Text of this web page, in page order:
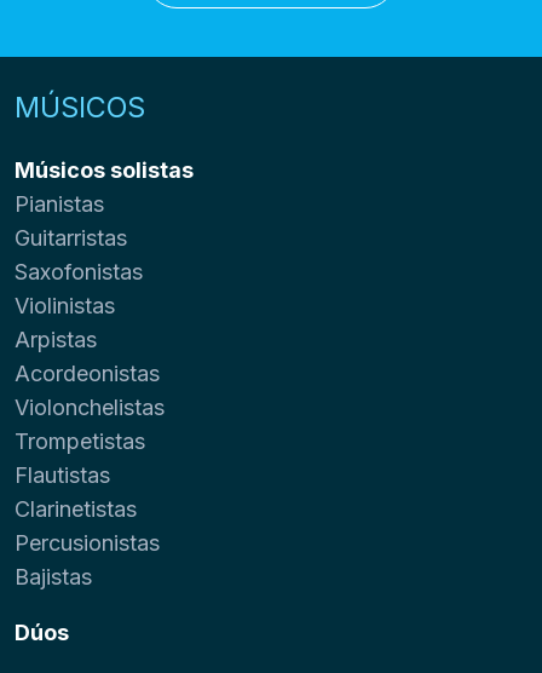
MÚSICOS
Músicos solistas
Pianistas
Guitarristas
Saxofonistas
Violinistas
Arpistas
Acordeonistas
Violonchelistas
Trompetistas
Flautistas
Clarinetistas
Percusionistas
Bajistas
Dúos